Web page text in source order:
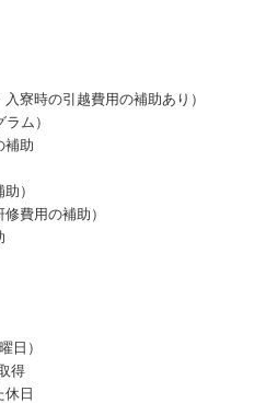
寮時の引越費用の補助あり）
ム）
補助
）
費用の補助）
日）
得
日